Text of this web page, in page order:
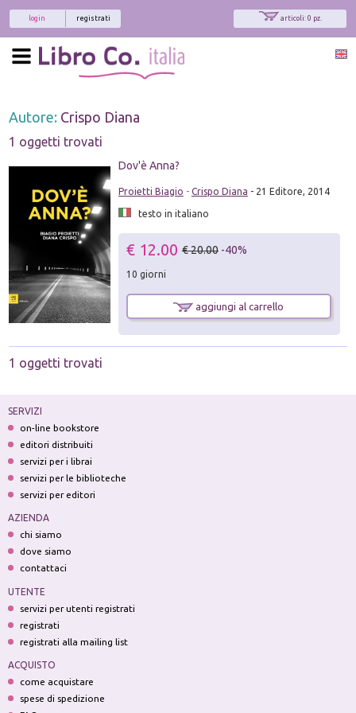
articoli: 0 pz.
registrati
login
Autore: Crispo Diana
1 oggetti trovati
Dov'è Anna?
Proietti Biagio - Crispo Diana - 21 Editore, 2014
testo in italiano
€ 12.00 € 20.00 -40%
10 giorni
aggiungi al carrello
1 oggetti trovati
SERVIZI
on-line bookstore
editori distribuiti
servizi per i librai
servizi per le biblioteche
servizi per editori
AZIENDA
chi siamo
dove siamo
contattaci
UTENTE
servizi per utenti registrati
registrati
registrati alla mailing list
ACQUISTO
come acquistare
spese di spedizione